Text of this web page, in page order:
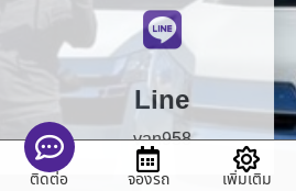
van958
ติดต่อ จองรถ เพิ่มเติม